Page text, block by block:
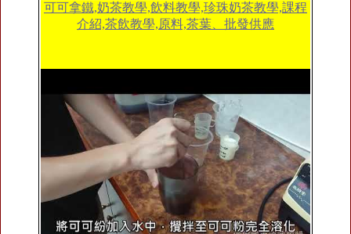
可可拿鐵,奶茶教學,飲料教學,珍珠奶茶教學,課程
介紹,茶飲教學,原料,茶葉、批發供應